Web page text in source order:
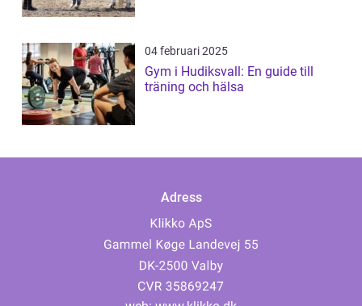
04 februari 2025
Gym i Hudiksvall: En guide till
träning och hälsa
Adress